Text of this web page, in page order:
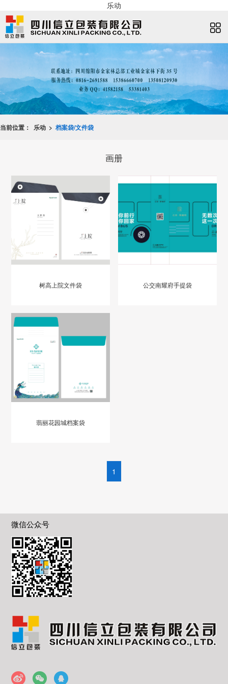
乐动
当前位置： 乐动 > 档案袋/文件袋
画册
树高上院文件袋 公交南耀府手提袋
翡丽花园城档案袋
1
微信公众号